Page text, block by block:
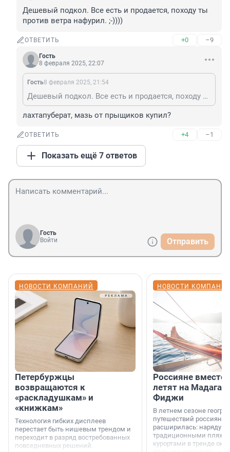
Дешевый подкол. Все есть и продается, походу ты
против ветра нафурил. ;-))))
ОТВЕТИТЬ +0 –9
Гость
8 февраля 2025, 22:07
Гость8 февраля 2025, 21:54
Дешевый подкол. Все есть и продается, походу ты против ветра нафурил. ;-))))
лахтапуберат, мазь от прыщиков купил?
ОТВЕТИТЬ +4 –1
Показать ещё 7 ответов
Гость
Войти
Отправить
НОВОСТИ КОМПАНИЙ
Петербуржцы
возвращаются к
«раскладушкам» и
«книжкам»
Технология гибких дисплеев
перестает быть нишевым трендом и
переходит в разряд востребованных
повседневных решений.
НОВОСТИ
Россияне вместо
летят на
Фиджи
В летнем сезоне
путешествий россиян
расширилась: наряду с
традиционными
курортами в тренде